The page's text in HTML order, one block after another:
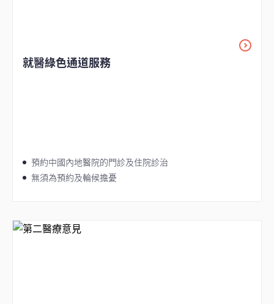
就醫綠色通道服務
預約中國內地醫院的門診及住院診治
無須為預約及輪候擔憂